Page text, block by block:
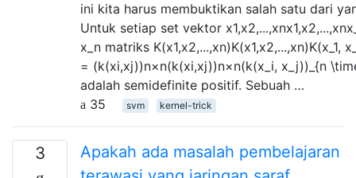
ini kita harus membuktikan salah satu dari
Untuk setiap set vektor
x_n matriks K(x1,x2,...,xn)K(x1,x2,...,xn)K(x_1,
= (k(xi,xj))n×n(k(xi,xj))n×n(k(x_i, x_j))_{n
adalah semidefinite positif. Sebuah …
35
svm kernel-trick
3
Apakah ada masalah pembelajaran